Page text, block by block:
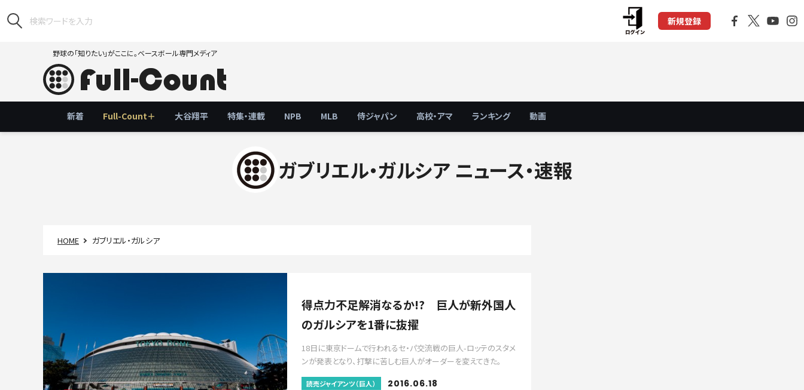
新規登録
野球の「知りたい」がここに。ベースボール専門メディア
新着 Full-Count＋ 大谷翔平 特集・連載 NPB MLB 侍ジャパン 高校・アマ ランキング 動画
ガブリエル・ガルシア ニュース・速報
HOME ガブリエル・ガルシア
得点力不足解消なるか!? 巨人が新外国人
のガルシアを1番に抜擢
18日に東京ドームで行われるセ・パ交流戦の巨人-ロッテのスタメ
ンが発表となり、打撃に苦しむ巨人がオーダーを変えてきた。
読売ジャイアンツ（巨人） 2016.06.18